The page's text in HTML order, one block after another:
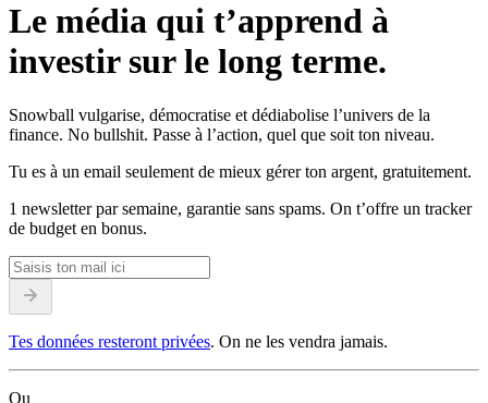
Le média qui t’apprend à
investir sur le long terme.
Snowball vulgarise, démocratise et dédiabolise l’univers de la
finance. No bullshit. Passe à l’action, quel que soit ton niveau.
Tu es à un email seulement de mieux gérer ton argent, gratuitement.
1 newsletter par semaine, garantie sans spams. On t’offre un tracker
de budget en bonus.
Tes données resteront privées. On ne les vendra jamais.
Ou